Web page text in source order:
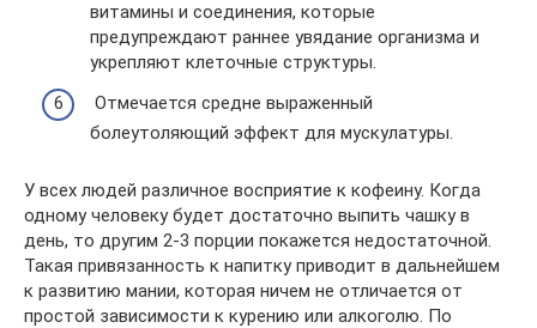
витамины и соединения, которые
предупреждают раннее увядание организма и
укрепляют клеточные структуры.
​Отмечается средне выраженный
болеутоляющий эффект для мускулатуры.
У всех людей различное восприятие к кофеину. Когда
одному человеку будет достаточно выпить чашку в
день, то другим 2-3 порции покажется недостаточной.
Такая привязанность к напитку приводит в дальнейшем
к развитию мании, которая ничем не отличается от
простой зависимости к курению или алкоголю. По